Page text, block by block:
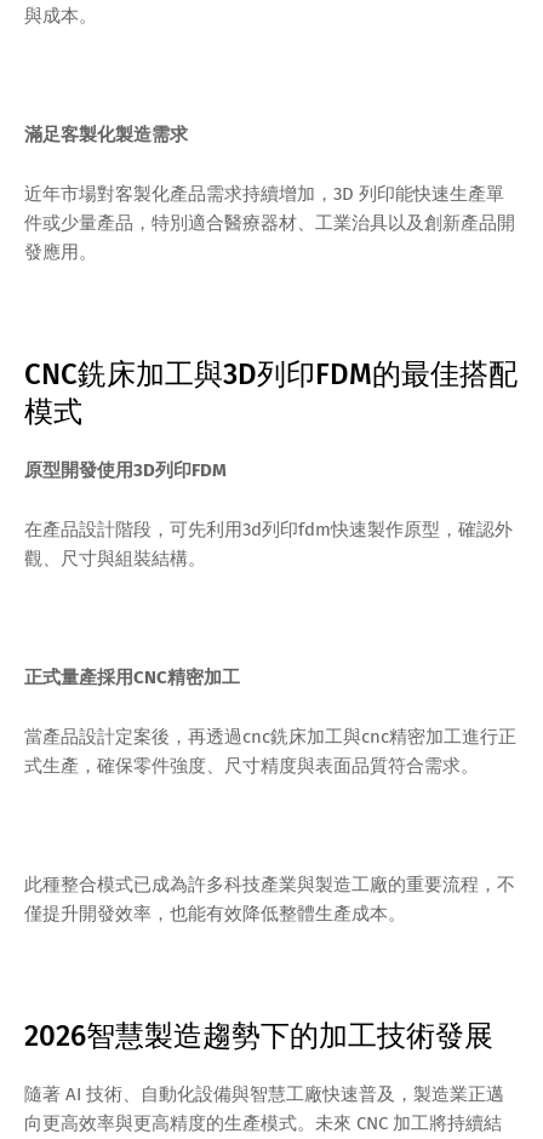
與成本。
滿足客製化製造需求
近年市場對客製化產品需求持續增加，3D 列印能快速生產單
件或少量產品，特別適合醫療器材、工業治具以及創新產品開
發應用。
CNC銑床加工與3D列印FDM的最佳搭配
模式
原型開發使用3D列印FDM
在產品設計階段，可先利用3d列印fdm快速製作原型，確認外
觀、尺寸與組裝結構。
正式量產採用CNC精密加工
當產品設計定案後，再透過cnc銑床加工與cnc精密加工進行正
式生產，確保零件強度、尺寸精度與表面品質符合需求。
此種整合模式已成為許多科技產業與製造工廠的重要流程，不
僅提升開發效率，也能有效降低整體生產成本。
2026智慧製造趨勢下的加工技術發展
隨著 AI 技術、自動化設備與智慧工廠快速普及，製造業正邁
向更高效率與更高精度的生產模式。未來 CNC 加工將持續結